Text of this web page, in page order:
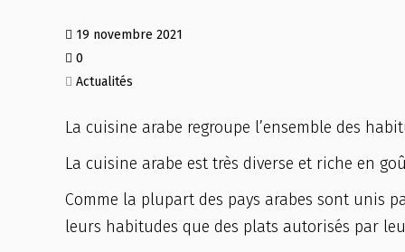
19 novembre 2021
0
Actualités
La cuisine arabe regroupe l’ensemble des
La cuisine arabe est très diverse et riche en
Comme la plupart des pays arabes sont unis
leurs habitudes que des plats autorisés par